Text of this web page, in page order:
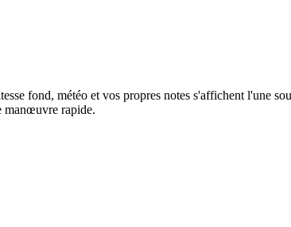
fond, météo et vos propres notes s'affichent l'une
manœuvre rapide.